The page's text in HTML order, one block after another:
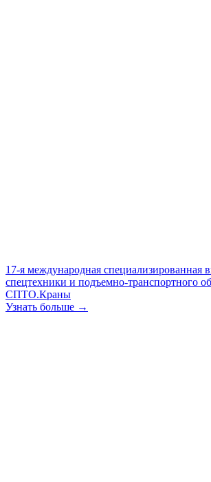
17-я международная специализированная
спецтехники и подъемно-транспортного
СПТО.Краны
Узнать больше →